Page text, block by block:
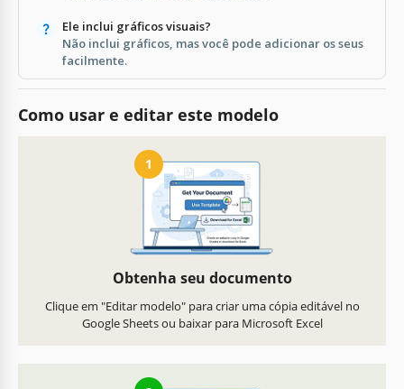
Ele inclui gráficos visuais?
Não inclui gráficos, mas você pode adicionar os seus
facilmente.
Como usar e editar este modelo
1
Obtenha seu documento
Clique em "Editar modelo" para criar uma cópia editável no
Google Sheets ou baixar para Microsoft Excel